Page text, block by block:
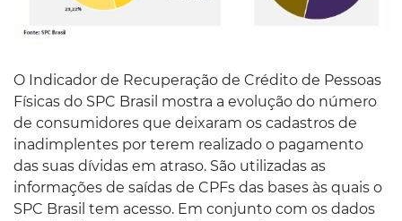
O Indicador de Recuperação de Crédito de Pessoas
Físicas do SPC Brasil mostra a evolução do número
de consumidores que deixaram os cadastros de
inadimplentes por terem realizado o pagamento
das suas dívidas em atraso. São utilizadas as
informações de saídas de CPFs das bases às quais o
SPC Brasil tem acesso. Em conjunto com os dados